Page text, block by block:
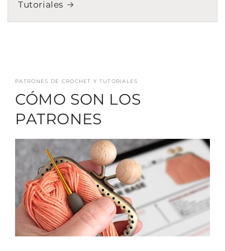
Tutoriales
PATRONES DE CROCHET Y TUTORIALES
CÓMO SON LOS
PATRONES